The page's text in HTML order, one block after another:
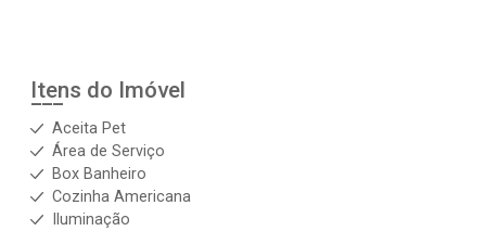
Itens do Imóvel
Aceita Pet
Área de Serviço
Box Banheiro
Cozinha Americana
Iluminação